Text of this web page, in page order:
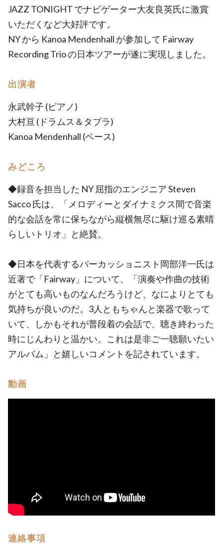
JAZZ TONIGHT でナビゲーター大友良英氏に激賞
いただくなど大好評です。
NY から Kanoa Mendenhall が参加して Fairway
Recording Trio の日本ツアーが遂に実現しました。
出演者
永武幹子 (ピアノ)
大村亘 (ドラムス＆タブラ)
Kanoa Mendenhall (ベース)
みどころ
◆録音を担当した NY 屈指のエンジニア Steven
Sacco 氏は、「メロディーとダイナミクス間で音楽
的な会話を常に保ちながら縦横無尽に駆け巡る素晴
らしいトリオ」と絶賛。
◆日本を代表するパーカッショニスト岡部洋一氏は
近著で「Fairway」について、「演奏や作曲の技術
がとても高いものなんだろうけど、なによりとても
気持ちが良いのだ。3人ともちゃんと楽器で歌って
いて、しかもそれが普段着の会話で、聴き終わった
時にじんわりと温かい。これは是非ご一聴願いたい
アルバム」と嬉しいコメントを記されています。
動画
連絡事項